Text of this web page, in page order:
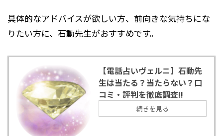
具体的なアドバイスが欲しい方、前向きな気持ちにな
りたい方に、石動先生がおすすめです。
【電話占いヴェルニ】石動先
生は当たる？当たらない？口
コミ・評判を徹底調査!!
続きを見る